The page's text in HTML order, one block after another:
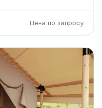
Цена по запросу